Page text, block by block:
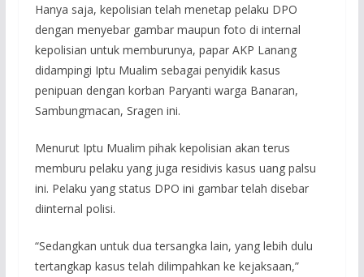
Hanya saja, kepolisian telah menetap pelaku DPO
dengan menyebar gambar maupun foto di internal
kepolisian untuk memburunya, papar AKP Lanang
didampingi Iptu Mualim sebagai penyidik kasus
penipuan dengan korban Paryanti warga Banaran,
Sambungmacan, Sragen ini.
Menurut Iptu Mualim pihak kepolisian akan terus
memburu pelaku yang juga residivis kasus uang palsu
ini. Pelaku yang status DPO ini gambar telah disebar
diinternal polisi.
“Sedangkan untuk dua tersangka lain, yang lebih dulu
tertangkap kasus telah dilimpahkan ke kejaksaan,”